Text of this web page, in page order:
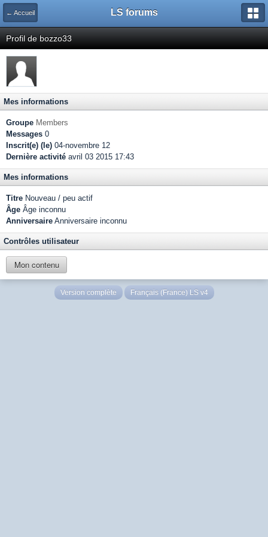
← Accueil LS forums
Profil de bozzo33
Mes informations
Groupe Members
Messages 0
Inscrit(e) (le) 04-novembre 12
Dernière activité avril 03 2015 17:43
Mes informations
Titre Nouveau / peu actif
Âge Âge inconnu
Anniversaire Anniversaire inconnu
Contrôles utilisateur
Mon contenu
Version complète Français (France) LS v4